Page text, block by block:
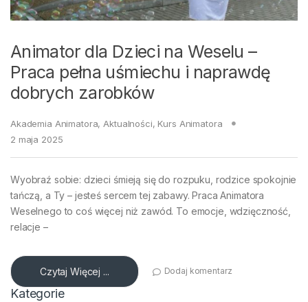
Animator dla Dzieci na Weselu –
Praca pełna uśmiechu i naprawdę
dobrych zarobków
Akademia Animatora, Aktualności, Kurs Animatora
2 maja 2025
Wyobraź sobie: dzieci śmieją się do rozpuku, rodzice spokojnie
tańczą, a Ty – jesteś sercem tej zabawy. Praca Animatora
Weselnego to coś więcej niż zawód. To emocje, wdzięczność,
relacje –
Czytaj Więcej ... Dodaj komentarz
Kategorie